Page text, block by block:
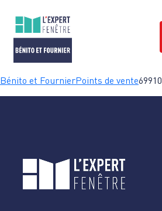
Passer
Bénito et FournierPoints de vente69910